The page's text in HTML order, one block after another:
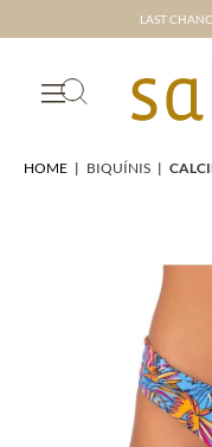
LAST
HOME | BIQUÍNIS |